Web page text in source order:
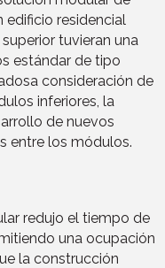
edificio residencial
tuvieran una
estándar de tipo
consideración de
inferiores, la
de nuevos
entre los módulos.
redujo el tiempo de
una ocupación
la construcción